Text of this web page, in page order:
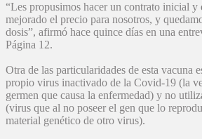
“Les propusimos hacer un contrato inicial y
mejorado el precio para nosotros, y
dosis”, afirmó hace quince días en una
Página 12.
Otra de las particularidades de esta vacuna
propio virus inactivado de la Covid-19 (la
germen que causa la enfermedad) y no
(virus que al no poseer el gen que lo
material genético de otro virus).